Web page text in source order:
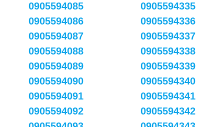
0905594085
0905594086
0905594087
0905594088
0905594089
0905594090
0905594091
0905594092
0905594335
0905594336
0905594337
0905594338
0905594339
0905594340
0905594341
0905594342